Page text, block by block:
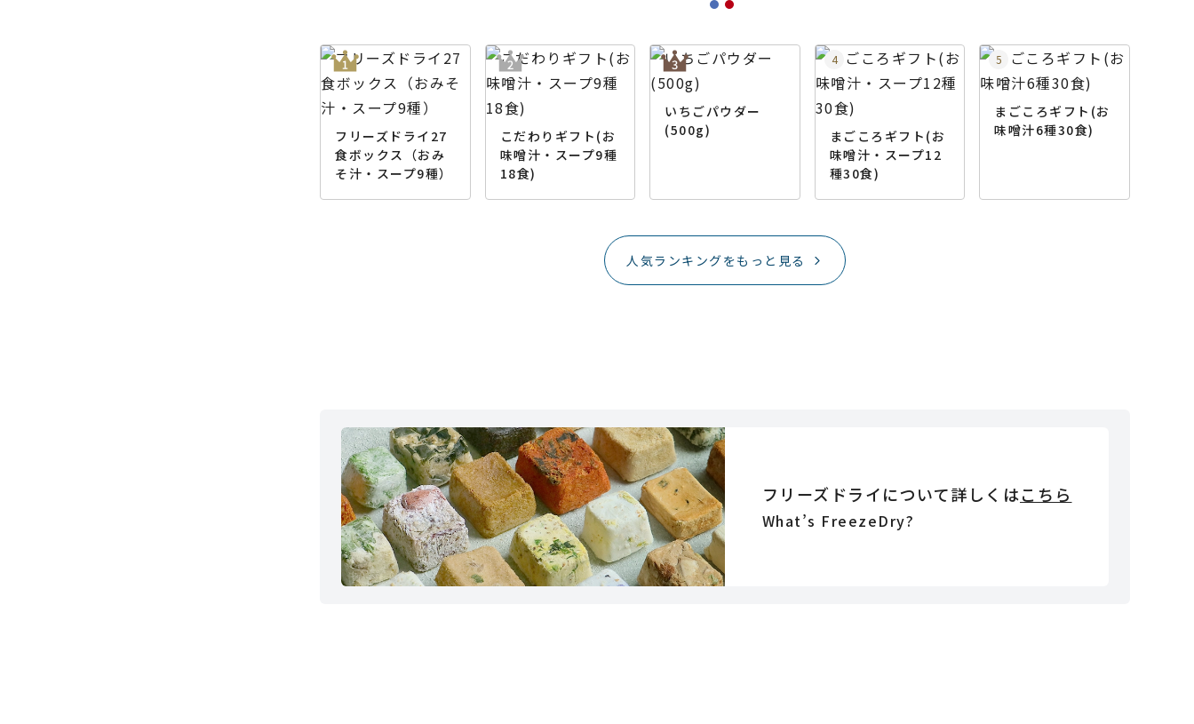
フリーズドライ27
食ボックス（おみ
そ汁・スープ9種）
こだわりギフト(お
味噌汁・スープ9種
18食)
いちごパウダー
(500g)
まごころギフト(お
味噌汁・スープ12
種30食)
まごころギフト(お
味噌汁6種30食)
人気ランキングをもっと見る
フリーズドライについて詳しくはこちら
What’s FreezeDry?